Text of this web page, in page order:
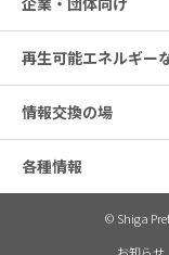
再生可能エネルギー
情報交換の場
各種情報
© Shiga